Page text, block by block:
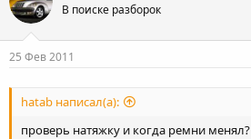
В поиске разборок
25 Фев 2011
hatab написал(а):
проверь натяжку и когда ремни менял?